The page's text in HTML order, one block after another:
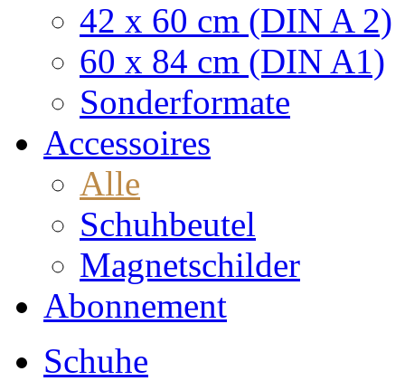
42 x 60 cm (DIN A 2)
60 x 84 cm (DIN A1)
Sonderformate
Accessoires
Alle
Schuhbeutel
Magnetschilder
Abonnement
Schuhe